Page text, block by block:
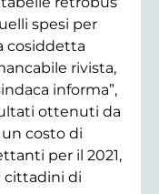
spesi per
cosiddetta
rivista,
informa”,
ottenuti da
costo di
per il 2021,
cittadini di